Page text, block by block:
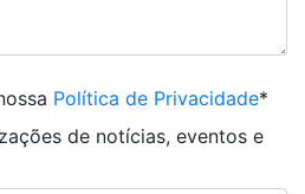
Política de Privacidade*
de notícias, eventos e